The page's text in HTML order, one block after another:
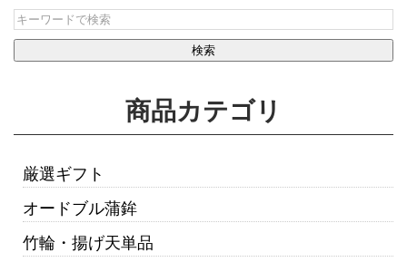
商品カテゴリ
厳選ギフト
オードブル蒲鉾
竹輪・揚げ天単品